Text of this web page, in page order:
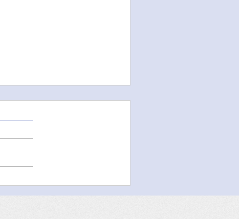
Laughing, Learning, and
Reuniting: FASCA San